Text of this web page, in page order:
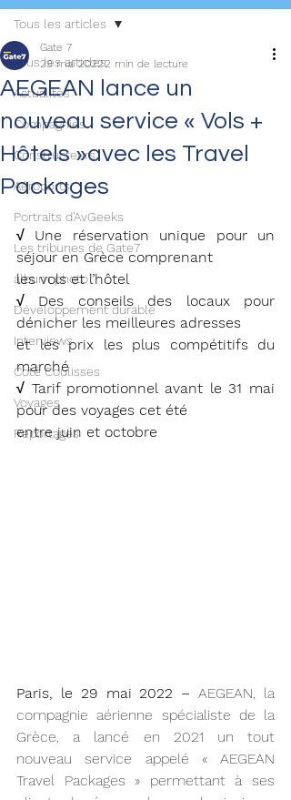
Tous les articles
Actualités
Compagnies
Constructeurs
Aéroports
Portraits d'AvGeeks
Les tribunes de Gate7
album photo
Développement durable
Interviews
Coté Coulisses
Voyages
Reportages
Tous les articles
AEGEAN lance un
nouveau service « Vols +
Hôtels »avec les Travel
Packages
Gate 7
29 mai 20222 min de lecture
√ Une réservation unique pour un
séjour en Grèce comprenant
les vols et l’hôtel
√ Des conseils des locaux pour
dénicher les meilleures adresses
et les prix les plus compétitifs du
marché
√ Tarif promotionnel avant le 31 mai
pour des voyages cet été
entre juin et octobre
Paris, le 29 mai 2022 – AEGEAN, la
compagnie aérienne spécialiste de la
Grèce, a lancé en 2021 un tout
nouveau service appelé « AEGEAN
Travel Packages » permettant à ses